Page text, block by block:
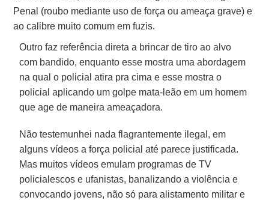
Penal (roubo mediante uso de força ou ameaça grave) e
ao calibre muito comum em fuzis.
Outro faz referência direta a brincar de tiro ao alvo
com bandido, enquanto esse mostra uma abordagem
na qual o policial atira pra cima e esse mostra o
policial aplicando um golpe mata-leão em um homem
que age de maneira ameaçadora.
Não testemunhei nada flagrantemente ilegal, em
alguns vídeos a força policial até parece justificada.
Mas muitos vídeos emulam programas de TV
policialescos e ufanistas, banalizando a violência e
convocando jovens, não só para alistamento militar e